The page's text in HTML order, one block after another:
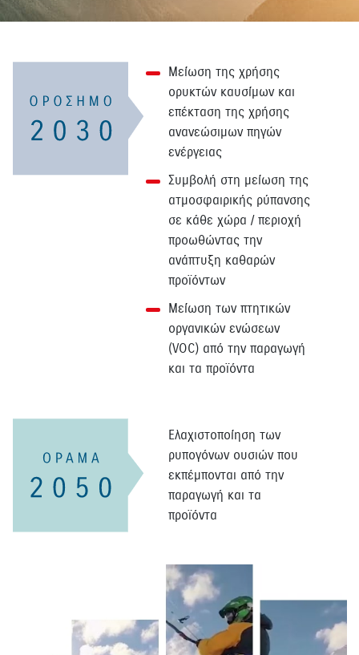
Μείωση της χρήσης
ορυκτών καυσίμων και
επέκταση της χρήσης
ανανεώσιμων πηγών
ενέργειας
Συμβολή στη μείωση της
ατμοσφαιρικής ρύπανσης
σε κάθε χώρα / περιοχή
προωθώντας την
ανάπτυξη καθαρών
προϊόντων
Μείωση των πτητικών
οργανικών ενώσεων
(VOC) από την παραγωγή
και τα προϊόντα
Ελαχιστοποίηση των
ρυπογόνων ουσιών που
εκπέμπονται από την
παραγωγή και τα
προϊόντα